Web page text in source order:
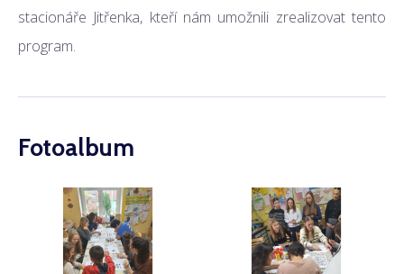
stacionáře Jitřenka, kteří nám umožnili zrealizovat tento
program.
Fotoalbum